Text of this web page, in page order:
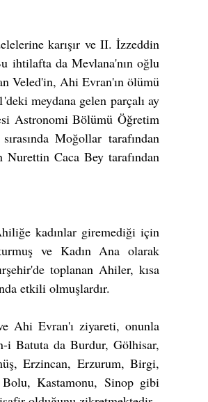
karışır ve II. İzzeddin
ihtilafta da Mevlana'nın oğlu
Veled'in, Ahi Evran'ın ölümü
meydana gelen parçalı ay
Astronomi Bölümü Öğretim
Moğollar tarafından
Caca Bey tarafından
kadınlar giremediği için
ve Kadın Ana olarak
toplanan Ahiler, kısa
etkili olmuşlardır.
Ahi Evran'ı ziyareti, onunla
i Batuta da Burdur, Gölhisar,
Erzincan, Erzurum, Birgi,
Kastamonu, Sinop gibi